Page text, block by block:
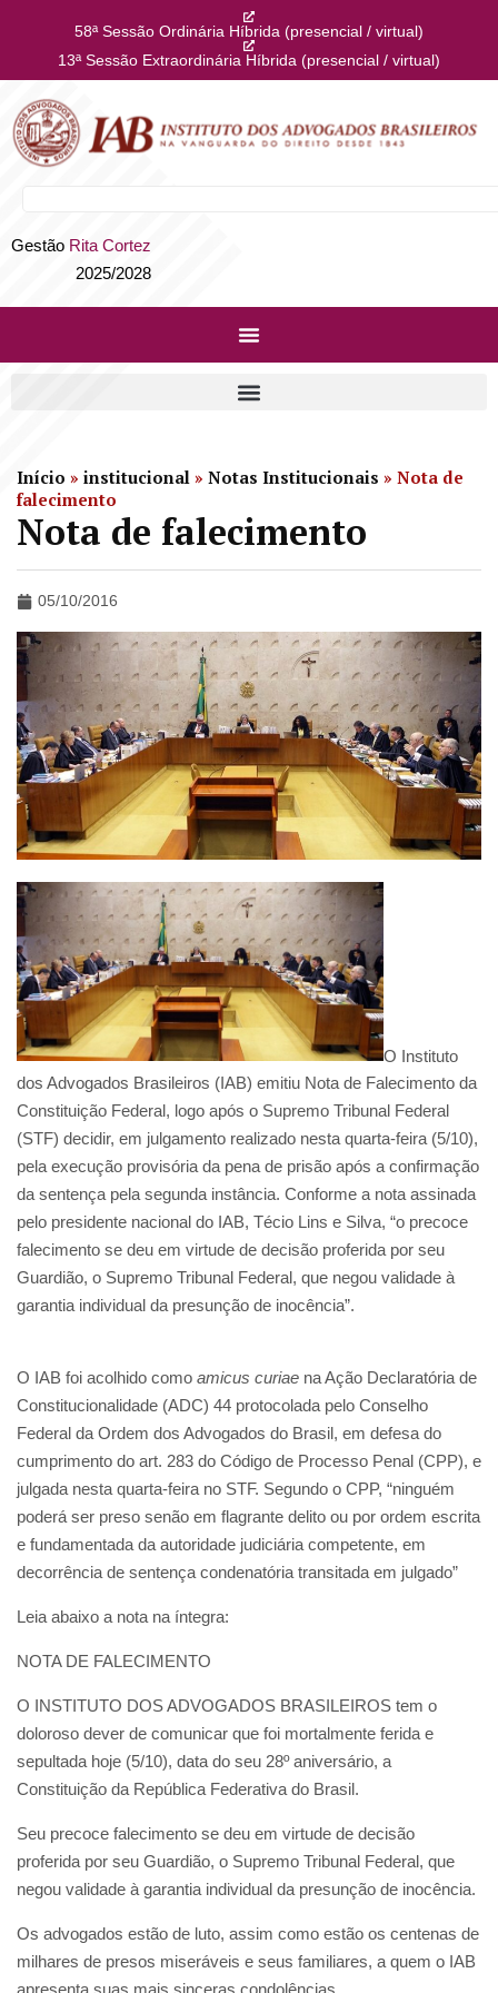
58ª Sessão Ordinária Híbrida (presencial / virtual)
13ª Sessão Extraordinária Híbrida (presencial / virtual)
Gestão Rita Cortez
2025/2028
Início » institucional » Notas Institucionais » Nota de
falecimento
Nota de falecimento
05/10/2016
O Instituto
dos Advogados Brasileiros (IAB) emitiu Nota de Falecimento da
Constituição Federal, logo após o Supremo Tribunal Federal
(STF) decidir, em julgamento realizado nesta quarta-feira (5/10),
pela execução provisória da pena de prisão após a confirmação
da sentença pela segunda instância. Conforme a nota assinada
pelo presidente nacional do IAB, Técio Lins e Silva, “o precoce
falecimento se deu em virtude de decisão proferida por seu
Guardião, o Supremo Tribunal Federal, que negou validade à
garantia individual da presunção de inocência”.
O IAB foi acolhido como amicus curiae na Ação Declaratória de
Constitucionalidade (ADC) 44 protocolada pelo Conselho
Federal da Ordem dos Advogados do Brasil, em defesa do
cumprimento do art. 283 do Código de Processo Penal (CPP), e
julgada nesta quarta-feira no STF. Segundo o CPP, “ninguém
poderá ser preso senão em flagrante delito ou por ordem escrita
e fundamentada da autoridade judiciária competente, em
decorrência de sentença condenatória transitada em julgado”
Leia abaixo a nota na íntegra:
NOTA DE FALECIMENTO
O INSTITUTO DOS ADVOGADOS BRASILEIROS tem o
doloroso dever de comunicar que foi mortalmente ferida e
sepultada hoje (5/10), data do seu 28º aniversário, a
Constituição da República Federativa do Brasil.
Seu precoce falecimento se deu em virtude de decisão
proferida por seu Guardião, o Supremo Tribunal Federal, que
negou validade à garantia individual da presunção de inocência.
Os advogados estão de luto, assim como estão os centenas de
milhares de presos miseráveis e seus familiares, a quem o IAB